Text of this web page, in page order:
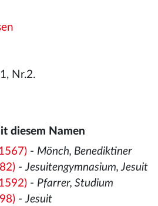
Nr.2.
diesem Namen
- Mönch, Benediktiner
-Jesuitengymnasium, Jesuit
- Pfarrer, Studium
-Jesuit